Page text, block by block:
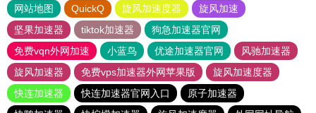
网站地图 QuickQ 旋风加速度器
旋风加速
坚果加速器
tiktok加速器
狗急加速器官网
免费vqn外网加速
小蓝鸟 优途加速器官网
风驰加速器
旋风加速器
免费vps加速器外网苹果版
旋风加速度器
快连加速器
快连加速器官网入口
原子加速器